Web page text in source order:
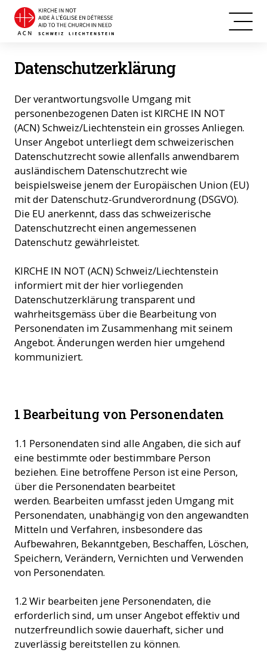
Datenschutzerklärung
Der verantwortungsvolle Umgang mit
personenbezogenen Daten ist KIRCHE IN NOT
(ACN) Schweiz/Liechtenstein ein grosses Anliegen.
Unser Angebot unterliegt dem schweizerischen
Datenschutzrecht sowie allenfalls anwendbarem
ausländischem Datenschutzrecht wie
beispielsweise jenem der Europäischen Union (EU)
mit der Datenschutz-Grundverordnung (DSGVO).
Die EU anerkennt, dass das schweizerische
Datenschutzrecht einen angemessenen
Datenschutz gewährleistet.
KIRCHE IN NOT (ACN) Schweiz/Liechtenstein
informiert mit der hier vorliegenden
Datenschutzerklärung transparent und
wahrheitsgemäss über die Bearbeitung von
Personendaten im Zusammenhang mit seinem
Angebot. Änderungen werden hier umgehend
kommuniziert.
1 Bearbeitung von Personendaten
1.1 Personendaten sind alle Angaben, die sich auf
eine bestimmte oder bestimmbare Person
beziehen. Eine betroffene Person ist eine Person,
über die Personendaten bearbeitet
werden. Bearbeiten umfasst jeden Umgang mit
Personendaten, unabhängig von den angewandten
Mitteln und Verfahren, insbesondere das
Aufbewahren, Bekanntgeben, Beschaffen, Löschen,
Speichern, Verändern, Vernichten und Verwenden
von Personendaten.
1.2 Wir bearbeiten jene Personendaten, die
erforderlich sind, um unser Angebot effektiv und
nutzerfreundlich sowie dauerhaft, sicher und
zuverlässig bereitstellen zu können.